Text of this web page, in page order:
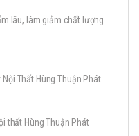
lâu, làm giảm chất lượng
Thất Hùng Thuận Phát.
thất Hùng Thuận Phát